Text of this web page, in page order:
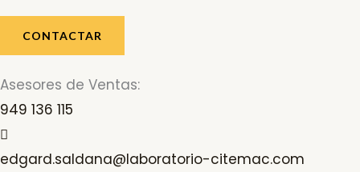
CONTACTAR
Asesores de Ventas:
949 136 115
edgard.saldana@laboratorio-citemac.com